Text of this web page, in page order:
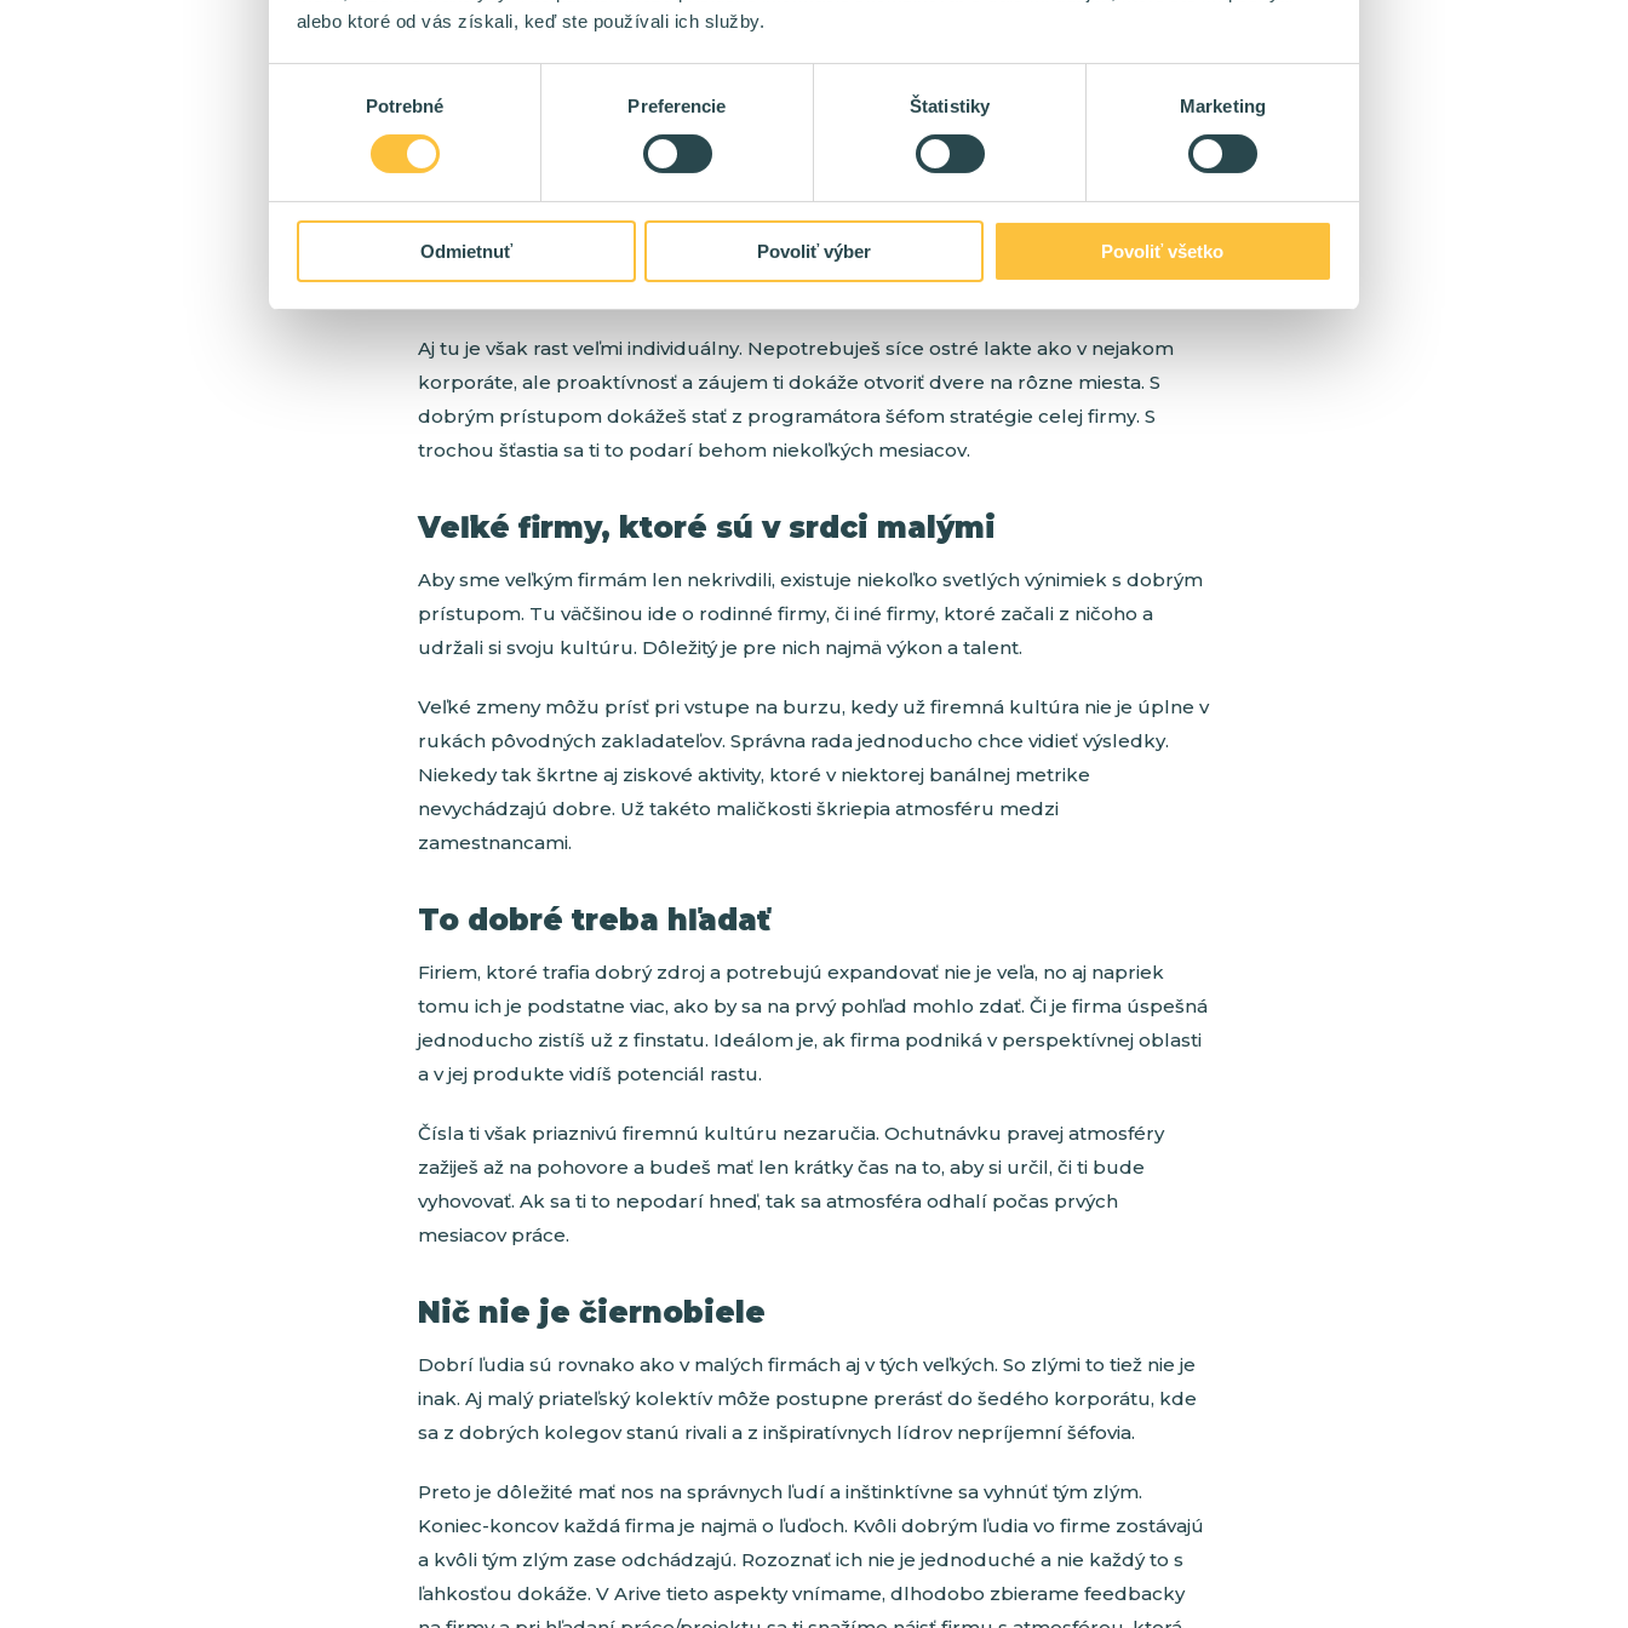
alebo ktoré od vás získali, keď ste používali ich služby.
Potrebné Preferencie Štatistiky Marketing
Odmietnuť Povoliť výber Povoliť všetko
má v malom tíme 2-10 ľudí výnimočnú hodnotu a preto bude rovnako výnimočne
zaplatený. Dôležité je však povedať aj to, že nie každá malá firma má možnosť
svojich ľudí výnimočne zaplatiť. Najčastejšie preto ide o firmy, ktorým sa v málo
špecialistu dokáže na istý čas paralyzovať celý tím. Snažia sa ťa preto motivovať
najrôznejšími spôsobmi, vďaka čomu si lepšie podmienky dokážeš často vyjednať
doslova na jednom posedení.
Aj tu je však rast veľmi individuálny. Nepotrebuješ síce ostré lakte ako v nejakom
korporáte, ale proaktívnosť a záujem ti dokáže otvoriť dvere na rôzne miesta. S
dobrým prístupom dokážeš stať z programátora šéfom stratégie celej firmy. S
trochou šťastia sa ti to podarí behom niekoľkých mesiacov.
Veľké firmy, ktoré sú v srdci malými
Aby sme veľkým firmám len nekrivdili, existuje niekoľko svetlých výnimiek s dobrým
prístupom. Tu väčšinou ide o rodinné firmy, či iné firmy, ktoré začali z ničoho a
udržali si svoju kultúru. Dôležitý je pre nich najmä výkon a talent.
Veľké zmeny môžu prísť pri vstupe na burzu, kedy už firemná kultúra nie je úplne v
rukách pôvodných zakladateľov. Správna rada jednoducho chce vidieť výsledky.
Niekedy tak škrtne aj ziskové aktivity, ktoré v niektorej banálnej metrike
nevychádzajú dobre. Už takéto maličkosti škriepia atmosféru medzi
zamestnancami.
To dobré treba hľadať
Firiem, ktoré trafia dobrý zdroj a potrebujú expandovať nie je veľa, no aj napriek
tomu ich je podstatne viac, ako by sa na prvý pohľad mohlo zdať. Či je firma úspešná
jednoducho zistíš už z finstatu. Ideálom je, ak firma podniká v perspektívnej oblasti
a v jej produkte vidíš potenciál rastu.
Čísla ti však priaznivú firemnú kultúru nezaručia. Ochutnávku pravej atmosféry
zažiješ až na pohovore a budeš mať len krátky čas na to, aby si určil, či ti bude
vyhovovať. Ak sa ti to nepodarí hneď, tak sa atmosféra odhalí počas prvých
mesiacov práce.
Nič nie je čiernobiele
Dobrí ľudia sú rovnako ako v malých firmách aj v tých veľkých. So zlými to tiež nie je
inak. Aj malý priateľský kolektív môže postupne prerásť do šedého korporátu, kde
sa z dobrých kolegov stanú rivali a z inšpiratívnych lídrov nepríjemní šéfovia.
Preto je dôležité mať nos na správnych ľudí a inštinktívne sa vyhnúť tým zlým.
Koniec-koncov každá firma je najmä o ľuďoch. Kvôli dobrým ľudia vo firme zostávajú
a kvôli tým zlým zase odchádzajú. Rozoznať ich nie je jednoduché a nie každý to s
ľahkosťou dokáže. V Arive tieto aspekty vnímame, dlhodobo zbierame feedbacky